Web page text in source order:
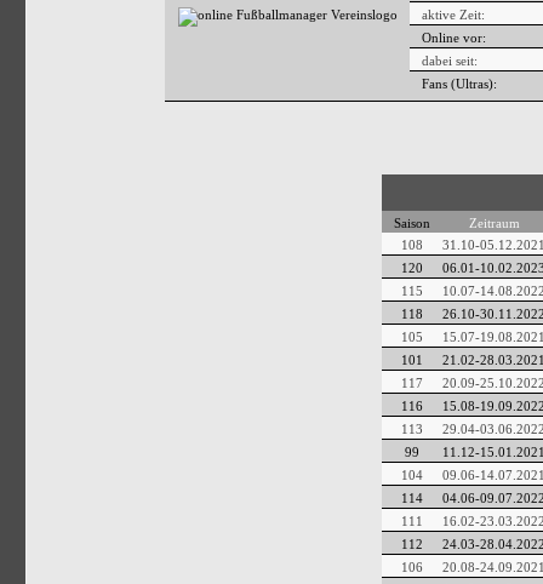
aktive Zeit:
Online vor:
dabei seit:
Fans (Ultras):
Saison
Zeitraum
108
31.10-
120
06.01-
115
10.07-
118
26.10-
105
15.07-
101
21.02-
117
20.09-
116
15.08-
113
29.04-
99
11.12-
104
09.06-
114
04.06-
111
16.02-
112
24.03-
106
20.08-